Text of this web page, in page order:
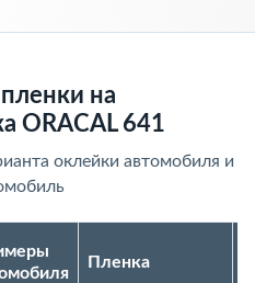
на
ORACAL 641
оклейки автомобиля и
Пленка